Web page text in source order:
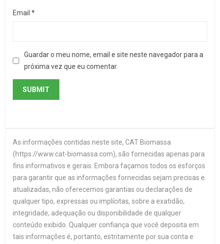
Email *
Guardar o meu nome, email e site neste navegador para a
próxima vez que eu comentar.
As informações contidas neste site, CAT Biomassa
(https://www.cat-biomassa.com), são fornecidas apenas para
fins informativos e gerais. Embora façamos todos os esforços
para garantir que as informações fornecidas sejam precisas e
atualizadas, não oferecemos garantias ou declarações de
qualquer tipo, expressas ou implícitas, sobre a exatidão,
integridade, adequação ou disponibilidade de qualquer
conteúdo exibido. Qualquer confiança que você deposita em
tais informações é, portanto, estritamente por sua conta e